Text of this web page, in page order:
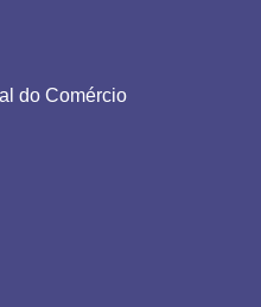
do Comércio